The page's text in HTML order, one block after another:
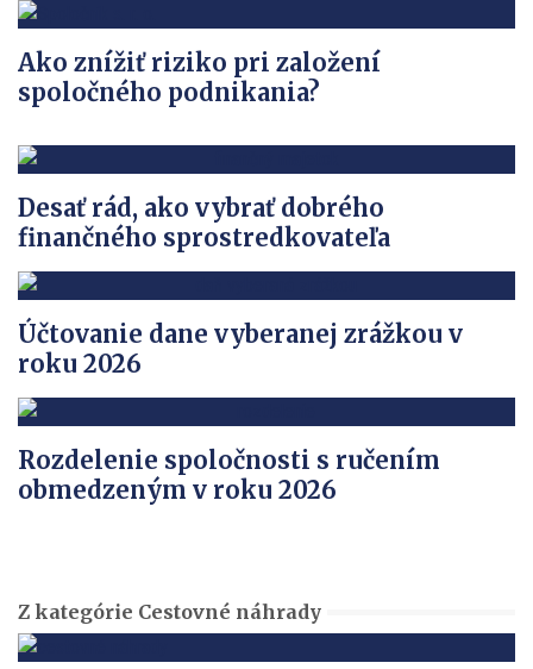
Ako znížiť riziko pri založení
spoločného podnikania?
Desať rád, ako vybrať dobrého
finančného sprostredkovateľa
Účtovanie dane vyberanej zrážkou v
roku 2026
Rozdelenie spoločnosti s ručením
obmedzeným v roku 2026
Z kategórie Cestovné náhrady